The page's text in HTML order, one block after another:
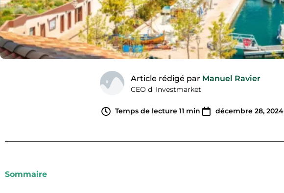
Article rédigé par Manuel Ravier
CEO d' Investmarket
Temps de lecture11 min décembre 28, 2024
Sommaire